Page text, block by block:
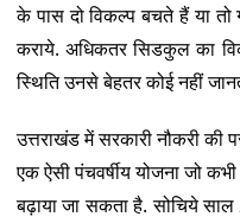
के पास दो विकल्प बचते हैं या
कराये. अधिकतर सिडकुल का
स्थिति उनसे बेहतर कोई नहीं
उत्तराखंड में सरकारी नौकरी की
एक ऐसी पंचवर्षीय योजना जो
बढ़ाया जा सकता है. सोचिये